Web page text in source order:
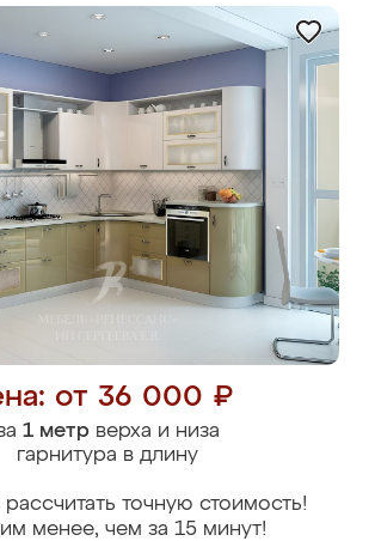
от 36 000 ₽
1 метрверха и низа
гарнитура в длину
точную стоимость!
менее, чем за 15 минут!